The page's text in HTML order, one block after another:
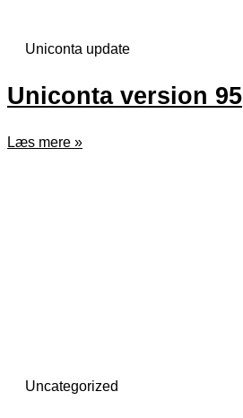
Uniconta update
Uniconta version 95
Læs mere »
Uncategorized